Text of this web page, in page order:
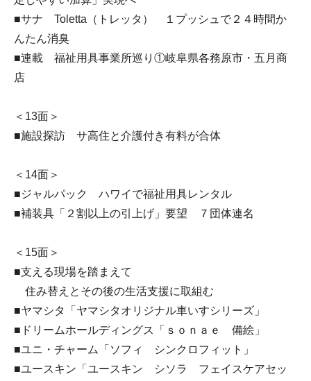
■サナ Toletta（トレッタ） １プッシュで２４時間か
んたん消臭
■連載 福祉用具事業所巡り①岐阜県各務原市・五月商
店
＜13面＞
■施設探訪 サ高住と介護付き有料が合体
＜14面＞
■ジャルパック ハワイで福祉用具レンタル
■補装具「２割以上の引上げ」要望 ７団体連名
＜15面＞
■支える現場を踏まえて
住み替えとその後の生活支援に取組む
■ヤマシタ「ヤマシタオリジナル車いすシリーズ」
■ドリームホールディングス「ｓｏｎａｅ 備絵」
■ユニ・チャーム「ソフィ シンクロフィット」
■ユースキン「ユースキン シソラ フェイスケアセッ